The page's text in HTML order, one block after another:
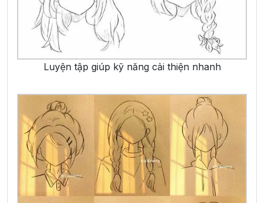
Luyện tập giúp kỹ năng cải thiện nhanh